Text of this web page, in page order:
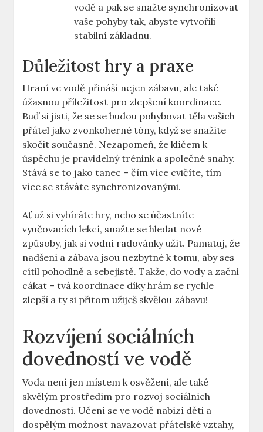
vodě a pak se snažte synchronizovat
vaše pohyby tak, abyste vytvořili
stabilní základnu.
Důležitost hry a praxe
Hraní ve vodě přináší nejen zábavu, ale také
úžasnou příležitost pro zlepšení koordinace.
Buď si jisti, že se se budou pohybovat těla vašich
přátel jako zvonkoherné tóny, když se snažíte
skočit současně. Nezapomeň, že klíčem k
úspěchu je pravidelný trénink a společné snahy.
Stává se to jako tanec – čím více cvičíte, tím
více se stáváte synchronizovanými.
Ať už si vybíráte hry, nebo se účastníte
vyučovacích lekcí, snažte se hledat nové
způsoby, jak si vodní radovánky užít. Pamatuj, že
nadšení a zábava jsou nezbytné k tomu, aby ses
cítil pohodlně a sebejistě. Takže, do vody a začni
cákat – tvá koordinace díky hrám se rychle
zlepší a ty si přitom užiješ skvělou zábavu!
Rozvíjení sociálních
dovedností ve vodě
Voda není jen místem k osvěžení, ale také
skvělým prostředím pro rozvoj sociálních
dovedností. Učení se ve vodě nabízí děti a
dospělým možnost navazovat přátelské vztahy,